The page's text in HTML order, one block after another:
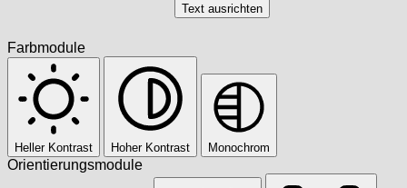
Text ausrichten
Farbmodule
Heller Kontrast Hoher Kontrast Monochrom
Orientierungsmodule